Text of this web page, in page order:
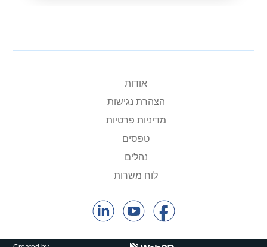
אודות
הצהרת נגישות
מדיניות פרטיות
טפסים
נהלים
לוח משרות